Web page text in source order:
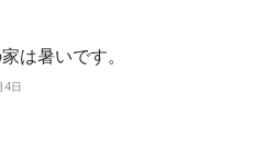
は暑いです。
4日